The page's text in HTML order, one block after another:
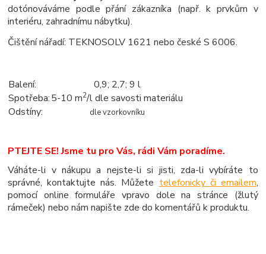
dotónováváme podle přání zákazníka (např. k prvkům v
interiéru, zahradnímu nábytku).
Čištění nářadí: TEKNOSOLV 1621 nebo české S 6006.
Balení:
0,9; 2,7; 9 l
Spotřeba:5-10 m2/l dle savosti materiálu
Odstíny:
dle vzorkovníku
PTEJTE SE! Jsme tu pro Vás, rádi Vám poradíme.
Váháte-li v nákupu a nejste-li si jisti, zda-li vybíráte to
správné, kontaktujte nás. Můžete telefonicky či emailem,
pomocí online formuláře vpravo dole na stránce (žlutý
rámeček) nebo nám napište zde do komentářů k produktu.